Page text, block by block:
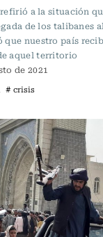
a la situación
de los talibanes
que nuestro país
aquel territorio
de 2021
# crisis